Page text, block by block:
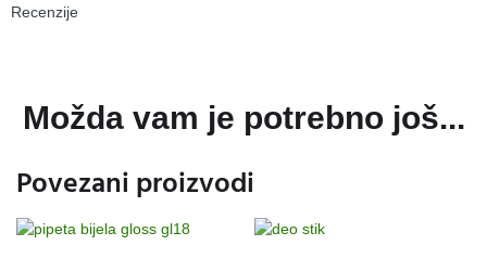
Recenzije
Možda vam je potrebno još...
Povezani proizvodi